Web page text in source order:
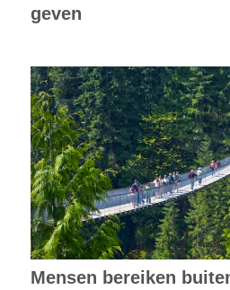
geven
Mensen bereiken